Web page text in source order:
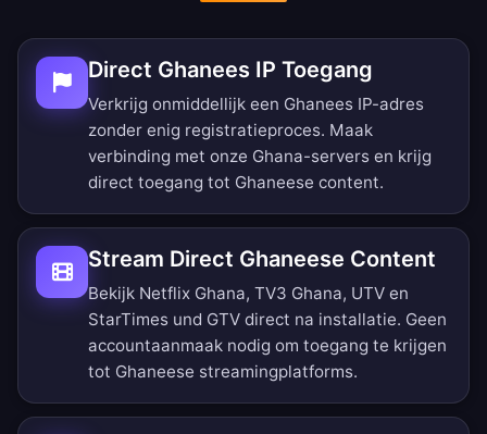
Direct Ghanees IP Toegang
Verkrijg onmiddellijk een Ghanees IP-adres
zonder enig registratieproces. Maak
verbinding met onze Ghana-servers en krijg
direct toegang tot Ghaneese content.
Stream Direct Ghaneese Content
Bekijk Netflix Ghana, TV3 Ghana, UTV en
StarTimes und GTV direct na installatie. Geen
accountaanmaak nodig om toegang te krijgen
tot Ghaneese streamingplatforms.